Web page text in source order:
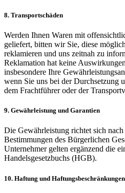
8. Transportschäden
Werden Ihnen Waren mit
geliefert, bitten wir Sie, diese
reklamieren und uns zeitnah zu
Reklamation hat keine
insbesondere Ihre
wenn Sie uns bei der Durchsetzung
dem Frachtführer oder der
9. Gewährleistung und Garantien
Die Gewährleistung richtet sich nach
Bestimmungen des Bürgerlichen
Unternehmer gelten ergänzend die
Handelsgesetzbuchs (HGB).
10. Haftung und Haftungsbeschränkungen